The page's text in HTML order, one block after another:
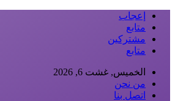
إعجاب
متابع
مشتركين
متابع
الخميس, غشت 6, 2026
من نحن
اتصل بنا